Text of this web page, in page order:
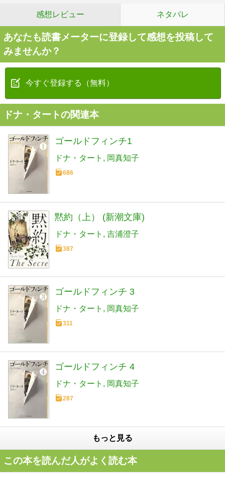
感想レビュー ネタバレ
あなたも読書メーターに登録して感想を投稿して
みませんか？
今すぐ登録する（無料）
ドナ・タートの関連本
ゴールドフィンチ1
ドナ・タート 岡真知子
686
黙約（上） (新潮文庫)
ドナ・タート 吉浦澄子
387
ゴールドフィンチ 3
ドナ・タート 岡真知子
311
ゴールドフィンチ 4
ドナ・タート 岡真知子
287
もっと見る
この本を読んだ人がよく読む本